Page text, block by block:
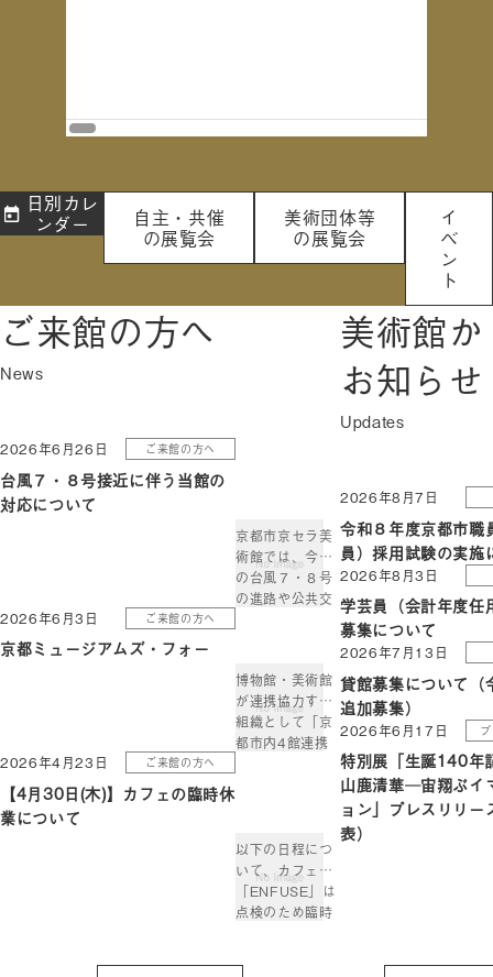
日別カレ
ンダー 自主・共催
の展覧会
美術団体等
の展覧会
イ
ベ
ン
ト
ご来館の方へ
2026年6月26日 ご来館の方へ
台風７・８号接近に伴う当館の
対応について
京都市京セラ美
術館では、今後
の台風７・８号
の進路や公共交
館時間の変更を
行う場合があり
ます。 随時決ま
り次第、当館ウ
お […]
2026年6月3日 ご来館の方へ
京都ミュージアムズ・フォー
博物館・美術館
が連携協力する
組織として「京
都市内4館連携
携事業の名は
「京都ミュージ
アムズ・フォ
ー」。「京都」
2026年4月23日 ご来館の方へ
【4月30日(木)】カフェの臨時休
業について
以下の日程につ
いて、カフェ
「ENFUSE」は
点検のため臨時
美術館
お知らせ
2026年8月7日
令和８年度京都市職
員）採用試験の実施
2026年8月3日
学芸員（会計年度任
募集について
2026年7月13日
貸館募集について（
追加募集）
2026年6月17日
特別展「生誕140年
山鹿清華─宙翔ぶイ
ョン」プレスリリー
表）